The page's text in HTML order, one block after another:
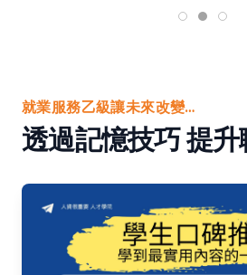
就業服務乙級讓未來改變…
透過記憶技巧 提